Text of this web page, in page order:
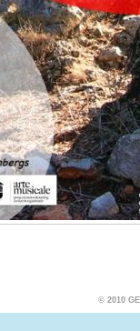
© 2010